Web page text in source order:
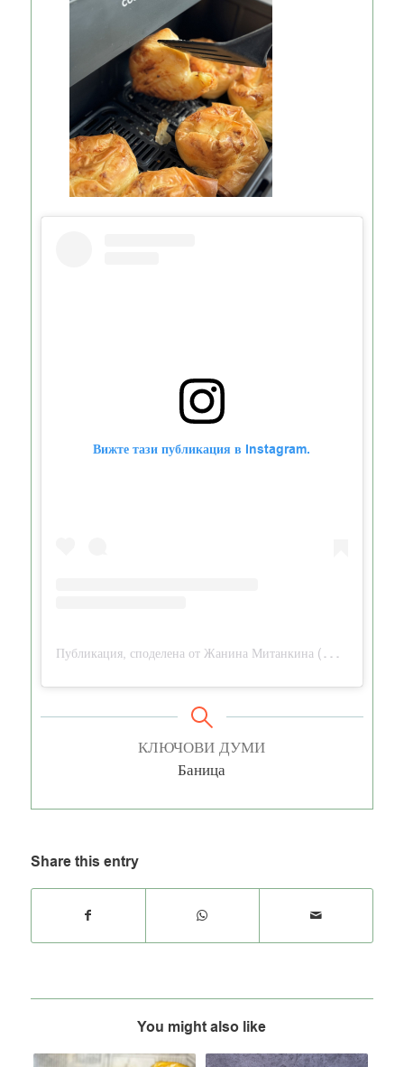
Вижте тази публикация в Instagram.
Публикация, споделена от Жанина Митанкина (@baking.for.seven)
КЛЮЧОВИ ДУМИ
Баница
Share this entry
You might also like